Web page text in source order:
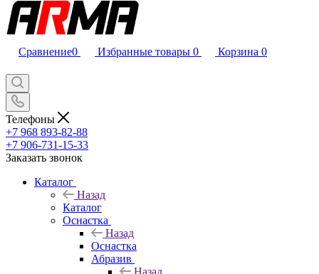
Сравнение0 Избранные товары 0 Корзина 0
Телефоны
+7 968 893-82-88
+7 906-731-15-33
Заказать звонок
Каталог
Назад
Каталог
Оснастка
Назад
Оснастка
Абразив
Назад